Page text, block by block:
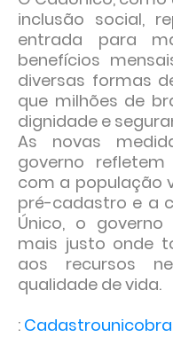
inclusão social,
entrada para
benefícios
diversas formas
que milhões de
dignidade e
As novas
governo
com a população
pré-cadastro e a
Único, o
mais justo onde
aos recursos
qualidade de vida.
: